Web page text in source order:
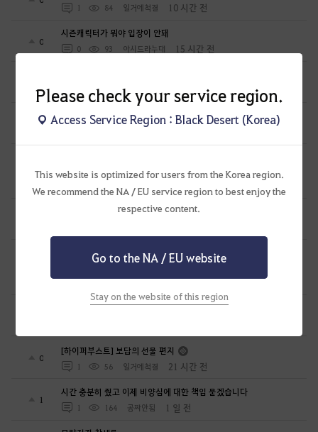
Please check your service region.
Access Service Region : Black Desert (Korea)
This website is optimized for users from the Korea region.
We recommend the NA / EU service region to best enjoy the
respective content.
Go to the NA / EU website
Stay on the website of this region
1 84 일거에척결 10 시간 전
0
시즌캐릭터가 뭐야 입장이 안돼
0 93 아시드라누대 15 시간 전
단륵 15 시간 전
0
에이전트 감상
0
밀고 아카데미 고?
17 시간 전
무량진경 무량계편 1장
[질문] 시즌 캐릭터 에이전트는 각성무기 슬롯에 넣을 수 없습니다.
공격력 주무기 100% 인가요?
1 68 명왕도량 20 시간 전
요즘 신규유입 생겻다고 막피가 생겻더라
0
[하이퍼부스트] 보답의 선물 편지
1 56 일거에척결 21 시간 전
1
시간 충분히 줬고 이제 비양심에 대한 책임 묻겠습니다
1 164 공짜안됨 1 일 전